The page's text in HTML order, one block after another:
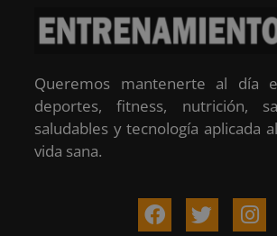
Queremos mantenerte al día
deportes, fitness, nutrición,
saludables y tecnología aplicada
vida sana.